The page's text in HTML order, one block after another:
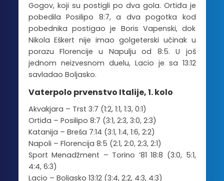
Gogov, koji su postigli po dva gola. Ortiđa je
pobedila Posilipo 8:7, a dva pogotka kod
pobednika postigao je Boris Vapenski, dok
Nikola Eškert nije imao golgeterski učinak u
porazu Florencije u Napulju od 8:5. U još
jednom neizvesnom duelu, Lacio je sa 13:12
savladao Boljasko.
Vaterpolo prvenstvo Italije, 1. kolo
Akvakjara – Trst 3:7 (1:2, 1:1, 1:3, 0:1)
Ortiđa – Posilipo 8:7 (3:1, 2:3, 3:0, 2:3)
Katanija – Breša 7:14 (3:1, 1:4, 1:6, 2:2)
Napoli – Florencija 8:5 (2:1, 2:0, 2:3, 2:1)
Sport Menadžment – Torino ’81 18:8 (3:0, 5:1,
4:4, 6:3)
Lacio – Boljasko 13:12 (3:4, 2:2, 4:3, 4:3)